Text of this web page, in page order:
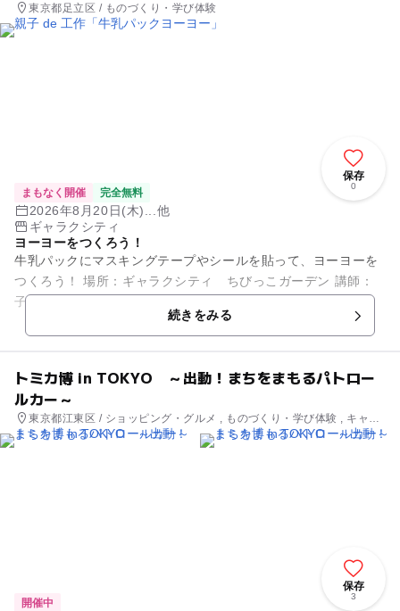
東京都足立区 / ものづくり・学び体験
保存
0
まもなく開催 完全無料
2026年8月20日(木)...他
ギャラクシティ
ヨーヨーをつくろう！
牛乳パックにマスキングテープやシールを貼って、ヨーヨーを
つくろう！ 場所：ギャラクシティ ちびっこガーデン 講師：
子育てサロン西新井スタッフ
続きをみる
トミカ博 in TOKYO ～出動！まちをまもるパトロー
ルカー～
東京都江東区 / ショッピング・グルメ , ものづくり・学び体験 , キャラ
クターイベント
保存
3
開催中